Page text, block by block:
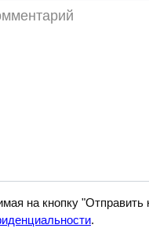
на кнопку
.